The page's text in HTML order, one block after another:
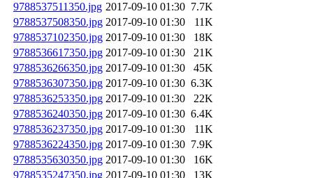
9788537511350.jpg 2017-09-10 01:30 7.7K
9788537508350.jpg 2017-09-10 01:30
11K
9788537102350.jpg 2017-09-10 01:30
18K
9788536617350.jpg 2017-09-10 01:30
21K
9788536266350.jpg 2017-09-10 01:30
45K
9788536307350.jpg 2017-09-10 01:30 6.3K
9788536253350.jpg 2017-09-10 01:30
22K
9788536240350.jpg 2017-09-10 01:30 6.4K
9788536237350.jpg 2017-09-10 01:30
11K
9788536224350.jpg 2017-09-10 01:30 7.9K
9788535630350.jpg 2017-09-10 01:30
16K
9788535247350.jpg 2017-09-10 01:30 13K